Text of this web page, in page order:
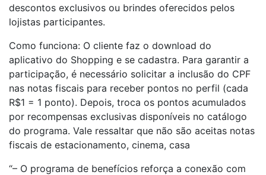
descontos exclusivos ou brindes oferecidos pelos
lojistas participantes.
Como funciona: O cliente faz o download do
aplicativo do Shopping e se cadastra. Para garantir a
participação, é necessário solicitar a inclusão do CPF
nas notas fiscais para receber pontos no perfil (cada
R$1 = 1 ponto). Depois, troca os pontos acumulados
por recompensas exclusivas disponíveis no catálogo
do programa. Vale ressaltar que não são aceitas notas
fiscais de estacionamento, cinema, casa
“– O programa de benefícios reforça a conexão com